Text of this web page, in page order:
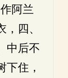
阿兰
四、
中后不
下住，